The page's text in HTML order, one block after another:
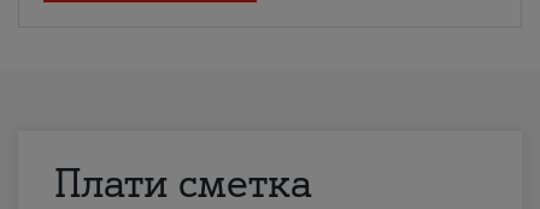
Плати сметка